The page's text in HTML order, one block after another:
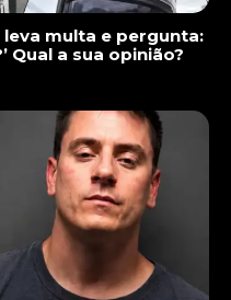
multa e pergunta:
Qual a sua opinião?